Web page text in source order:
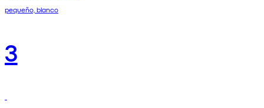
pequeño, blanco
3